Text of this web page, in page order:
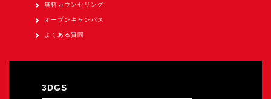
求人申込み無料カウンセリング
オープンキャンパス
よくある質問
3DGS